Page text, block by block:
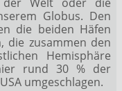
Globus. Den
die beiden Häfen
die zusammen den
Hemisphäre
rund 30 % der
umgeschlagen.